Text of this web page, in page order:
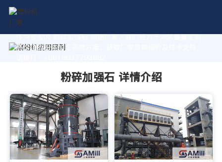
作为专业的 粉碎加强石 制造厂家，我们致力于为您量身定制
高价值的粉体加工系统方案。获取厂家直销报价及技术支持，
粉碎加强石 详情介绍